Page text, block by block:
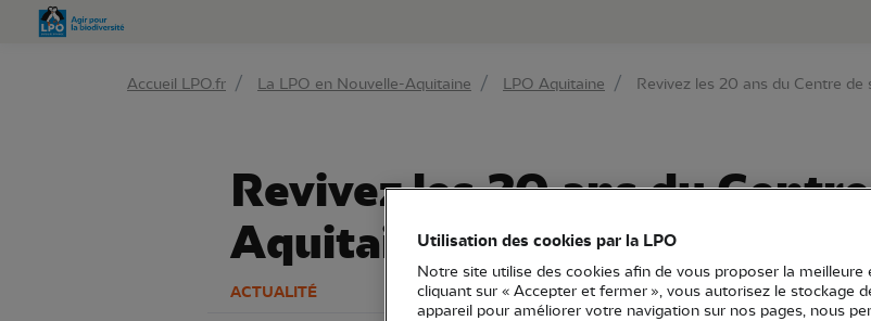
Accueil LPO.fr La LPO en Nouvelle-Aquitaine LPO Aquitaine Revivez les 20 ans du Centre de
Revivez les 20 ans du
Aquitaine !
ACTUALITÉ
Utilisation des cookies par la LPO
Notre site utilise des cookies afin de vous proposer la meilleure
cliquant sur « Accepter et fermer », vous autorisez le stockage
appareil pour améliorer votre navigation sur nos pages, nous